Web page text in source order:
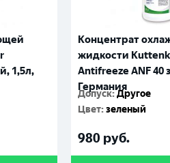
1,5л,
Концентрат
жидкости
Antifreeze ANF 40
Германия
Допуск:Другое
Цвет:зеленый
980 руб.